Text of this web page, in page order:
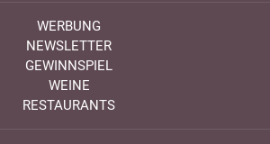
WERBUNG
NEWSLETTER
GEWINNSPIEL
WEINE
RESTAURANTS